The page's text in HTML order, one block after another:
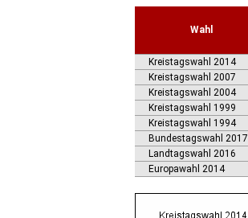
Brücken-Hackpfüffel
Calbe (Saale), Stadt
Coswig (Anhalt), Stadt
Dessau-Roßlau, Stadt
Wahl
Kreistagswahl 2014
Kreistagswahl 2007
Kreistagswahl 2004
Kreistagswahl 1999
Kreistagswahl 1994
Bundestagswahl 2017
Landtagswahl 2016
Europawahl 2014